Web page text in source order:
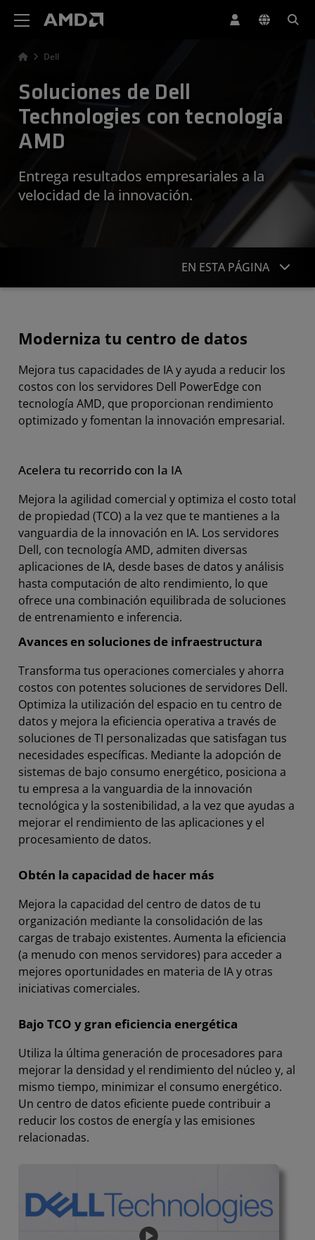
Dell
Soluciones de Dell
Technologies con tecnología
AMD
Entrega resultados empresariales a la
velocidad de la innovación.
EN ESTA PÁGINA
Casos de Estudio
Recursos
Comunícate con AMD
Moderniza tu centro de datos
Mejora tus capacidades de IA y ayuda a reducir los
costos con los servidores Dell PowerEdge con
tecnología AMD, que proporcionan rendimiento
optimizado y fomentan la innovación empresarial.
Acelera tu recorrido con la IA
Mejora la agilidad comercial y optimiza el costo total
de propiedad (TCO) a la vez que te mantienes a la
vanguardia de la innovación en IA. Los servidores
Dell, con tecnología AMD, admiten diversas
aplicaciones de IA, desde bases de datos y análisis
hasta computación de alto rendimiento, lo que
ofrece una combinación equilibrada de soluciones
de entrenamiento e inferencia.
Avances en soluciones de infraestructura
Transforma tus operaciones comerciales y ahorra
costos con potentes soluciones de servidores Dell.
Optimiza la utilización del espacio en tu centro de
datos y mejora la eficiencia operativa a través de
soluciones de TI personalizadas que satisfagan tus
necesidades específicas. Mediante la adopción de
sistemas de bajo consumo energético, posiciona a
tu empresa a la vanguardia de la innovación
tecnológica y la sostenibilidad, a la vez que ayudas a
mejorar el rendimiento de las aplicaciones y el
procesamiento de datos.
Obtén la capacidad de hacer más
Mejora la capacidad del centro de datos de tu
organización mediante la consolidación de las
cargas de trabajo existentes. Aumenta la eficiencia
(a menudo con menos servidores) para acceder a
mejores oportunidades en materia de IA y otras
iniciativas comerciales.
Bajo TCO y gran eficiencia energética
Utiliza la última generación de procesadores para
mejorar la densidad y el rendimiento del núcleo y, al
mismo tiempo, minimizar el consumo energético.
Un centro de datos eficiente puede contribuir a
reducir los costos de energía y las emisiones
relacionadas.